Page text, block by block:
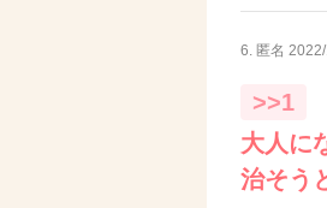
6. 匿名
>>1
大人に
治そう